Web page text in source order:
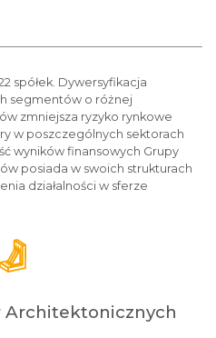
spółek. Dywersyfikacja
segmentów o różnej
zmniejsza ryzyko rynkowe
w poszczególnych sektorach
wyników finansowych Grupy
posiada w swoich strukturach
działalności w sferze
Architektonicznych